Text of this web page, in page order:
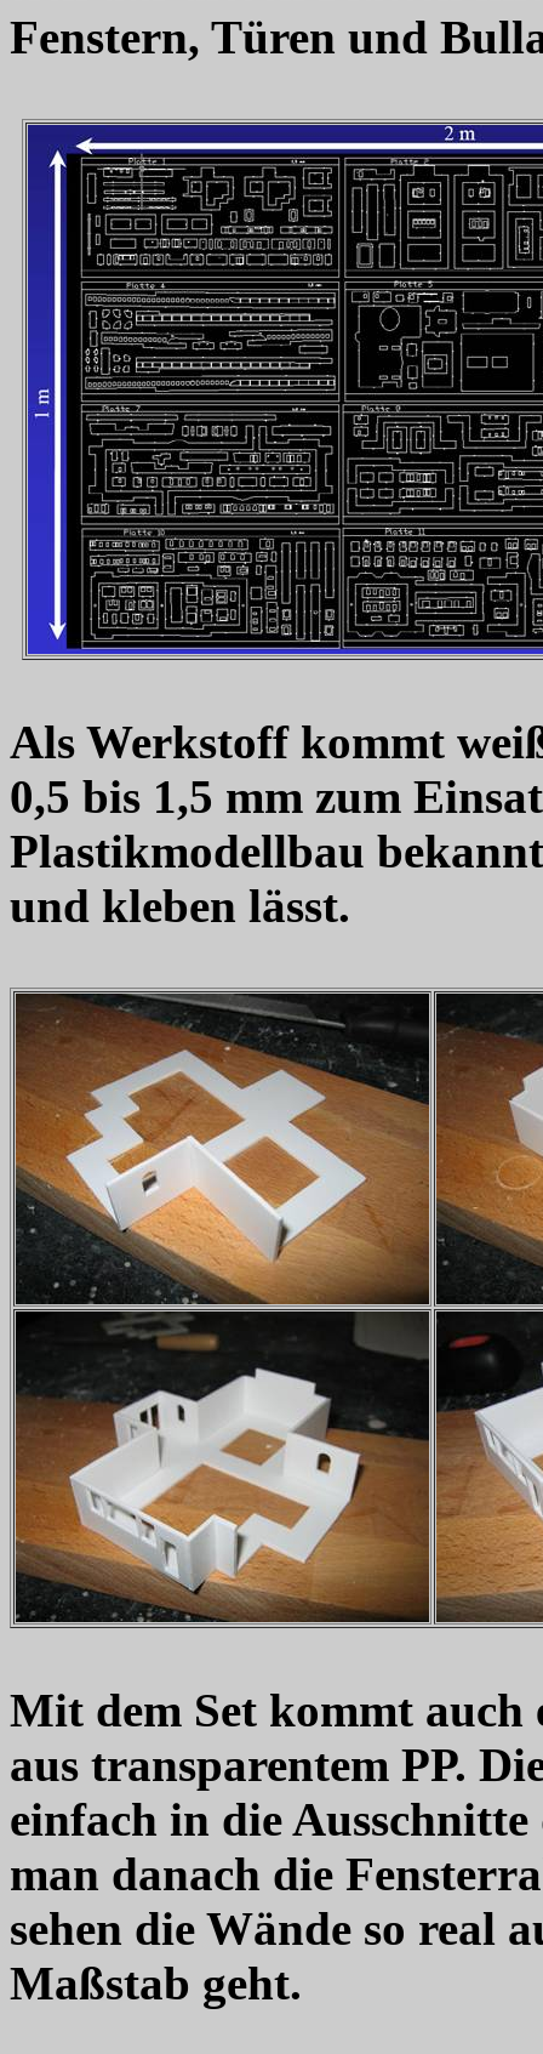
Fenstern, Türen und
Als Werkstoff kommt
0,5 bis 1,5 mm zum
Plastikmodellbau
und kleben lässt.
Mit dem Set kommt auch
aus transparentem PP.
einfach in die
man danach die
sehen die Wände so real
Maßstab geht.